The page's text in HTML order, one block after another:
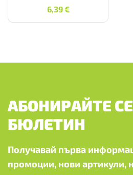
6,39€
6,39 €
АБОНИРАЙТЕ
БЮЛЕТИН
Получавай първа
промоции, нови артикули,